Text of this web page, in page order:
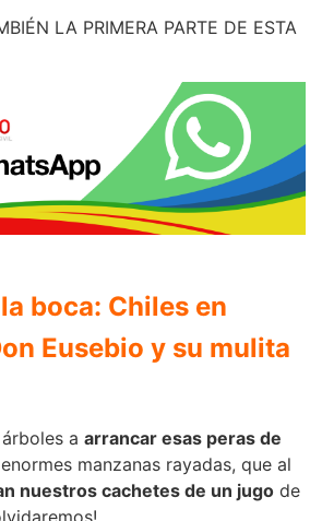
LA PRIMERA PARTE DE ESTA
boca: Chiles en
Eusebio y su mulita
a arrancar esas peras de
manzanas rayadas, que al
nuestros cachetes de un jugo de